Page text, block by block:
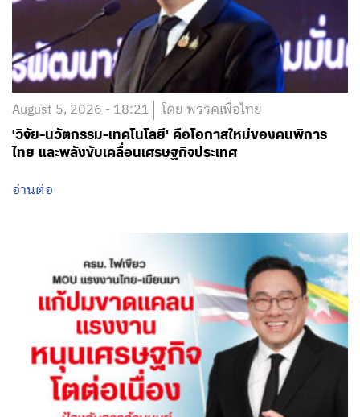
August 5, 2026 - 18:21 โดย พรรคเพื่อไทย
‘วิจัย-นวัตกรรม-เทคโนโลยี’ คือโอกาสใหม่ของคนพิการ
ไทย และพลังขับเคลื่อนเศรษฐกิจประเทศ
อ่านต่อ